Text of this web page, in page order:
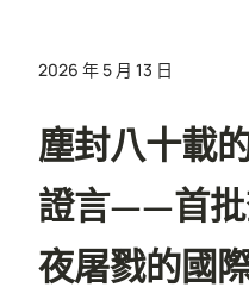
2026 年 5 月 13 日
塵封八十載
證言——首批
夜屠戮的國